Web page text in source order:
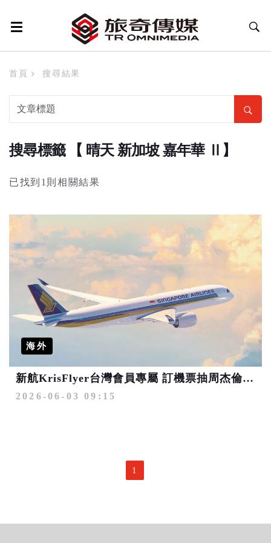
首頁 搜尋結果
搜尋標籤 【 晴天 新加坡 嘉年華 Ⅱ】
已找到1則相關結果
海外
新航KrisFlyer台灣會員專屬 訂機票抽周杰倫新加坡2027演唱會門票
2026-06-03 09:15
1